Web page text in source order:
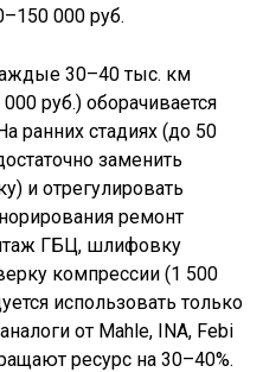
000 руб.
30–40 тыс. км
руб.) оборачивается
ранних стадиях (до 50
заменить
и отрегулировать
ремонт
ГБЦ, шлифовку
компрессии (1 500
использовать только
от Mahle, INA, Febi
ресурс на 30–40%.